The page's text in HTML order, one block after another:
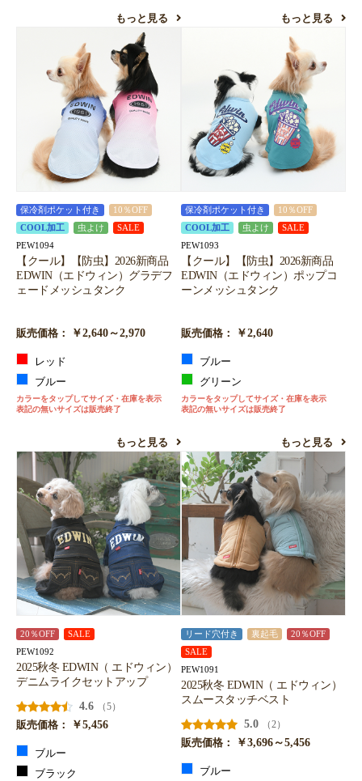
もっと見る もっと見る
保冷剤ポケット付き
10％OFF
COOL加工
虫よけ SALE
PEW1094
【クール】【防虫】2026新商品
EDWIN（エドウィン）グラデフ
ェードメッシュタンク
販売価格： ￥2,640～2,970
レッド
ブルー
カラーをタップしてサイズ・在庫を表示
表記の無いサイズは販売終了
もっと見る
保冷剤ポケット付き
10％OFF
COOL加工
虫よけ SALE
PEW1093
【クール】【防虫】2026新商品
EDWIN（エドウィン）ポップコ
ーンメッシュタンク
販売価格： ￥2,640
ブルー
グリーン
カラーをタップしてサイズ・在庫を表示
表記の無いサイズは販売終了
もっと見る
20％OFF SALE
PEW1092
2025秋冬 EDWIN（ エドウィン）
デニムライクセットアップ
4.6
（5）
販売価格：
￥5,456
ブルー
ブラック
リード穴付き 裏起毛
20％OFF
SALE
PEW1091
2025秋冬 EDWIN（ エドウィン）
スムースタッチベスト
5.0
（2）
販売価格：
￥3,696～5,456
ブルー